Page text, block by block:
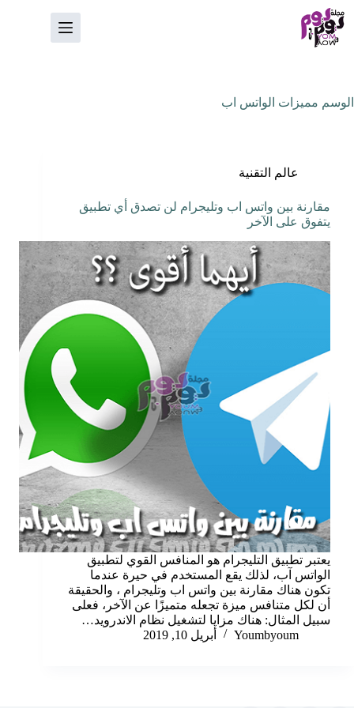
التجاوز
إلى
المحتوى
الوسم مميزات الواتس اب
عالم التقنية
مقارنة بين واتس اب وتليجرام لن تصدق أي تطبيق
يتفوق على الآخر
يعتبر تطبيق التليجرام هو المنافس القوي لتطبيق
الواتس آب، لذلك يقع المستخدم في حيرة عندما
تكون هناك مقارنة بين واتس اب وتليجرام ، والحقيقة
أن لكل متنافس ميزة تجعله متميزًا عن الآخر، فعلى
سبيل المثال: هناك مزايا لتشغيل نظام الاندرويد…
Youmbyoum
أبريل 10, 2019